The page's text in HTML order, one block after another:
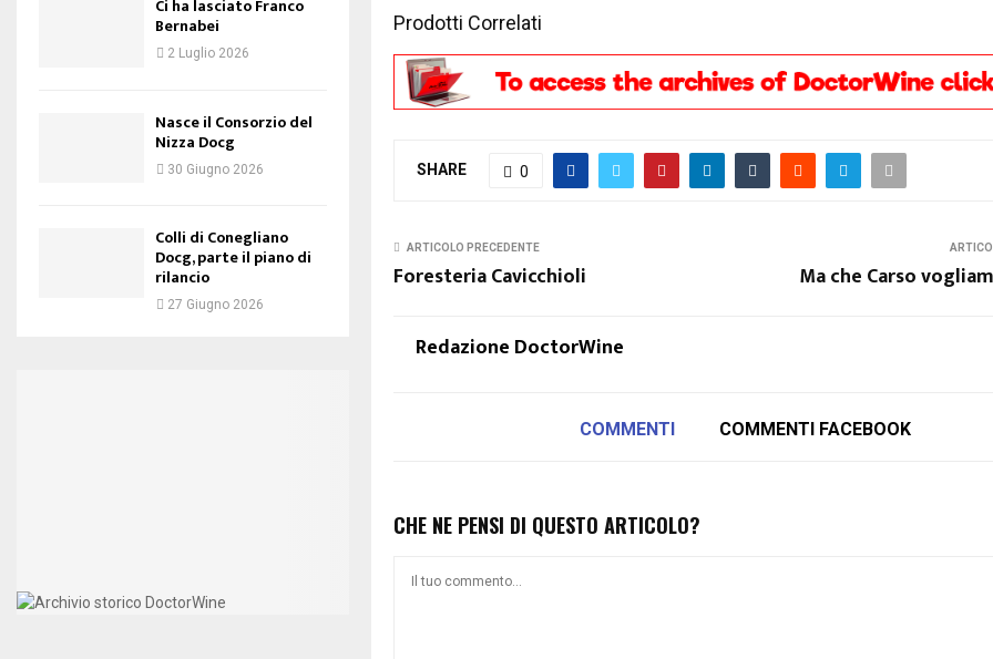
Prodotti Correlati
SHARE 0
ARTICOLO PRECEDENTE
Foresteria Cavicchioli Ma che Carso
Redazione DoctorWine
COMMENTI COMMENTI FACEBOOK
CHE NE PENSI DI QUESTO ARTICOLO?
Ci ha lasciato Franco
Bernabei
2 Luglio 2026
Nasce il Consorzio del
Nizza Docg
30 Giugno 2026
Colli di Conegliano
Docg, parte il piano di
rilancio
27 Giugno 2026